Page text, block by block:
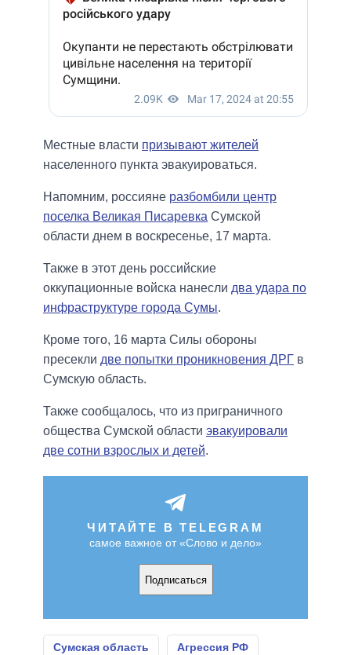
Местные власти призывают жителей
населенного пункта эвакуироваться.
Напомним, россияне разбомбили центр
поселка Великая Писаревка Сумской
области днем в воскресенье, 17 марта.
Также в этот день российские
оккупационные войска нанесли два удара по
инфраструктуре города Сумы.
Кроме того, 16 марта Силы обороны
пресекли две попытки проникновения ДРГ в
Сумскую область.
Также сообщалось, что из приграничного
общества Сумской области эвакуировали
две сотни взрослых и детей.
ЧИТАЙТЕ В TELEGRAM
самое важное от «Слово и дело»
Подписаться
Сумская область Агрессия РФ